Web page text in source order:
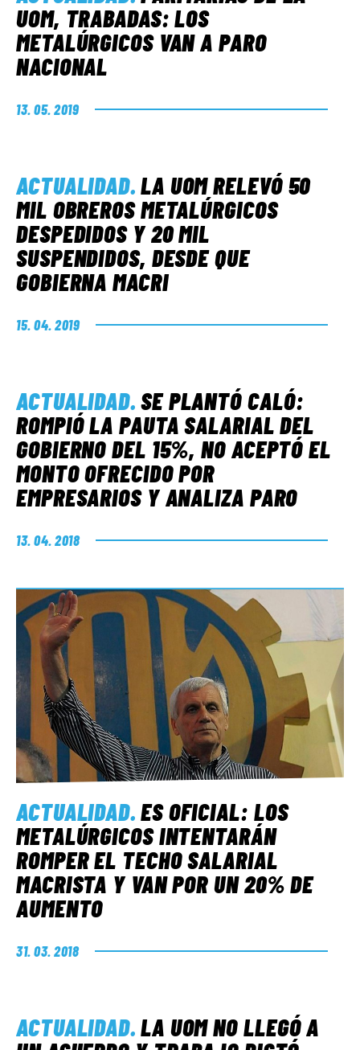
UOM, TRABADAS: LOS
METALÚRGICOS VAN A PARO
NACIONAL
13. 05. 2019
ACTUALIDAD.LA UOM RELEVÓ 50
MIL OBREROS METALÚRGICOS
DESPEDIDOS Y 20 MIL
SUSPENDIDOS, DESDE QUE
GOBIERNA MACRI
15. 04. 2019
ACTUALIDAD.SE PLANTÓ CALÓ:
ROMPIÓ LA PAUTA SALARIAL DEL
GOBIERNO DEL 15%, NO ACEPTÓ EL
MONTO OFRECIDO POR
EMPRESARIOS Y ANALIZA PARO
13. 04. 2018
ACTUALIDAD.ES OFICIAL: LOS
METALÚRGICOS INTENTARÁN
ROMPER EL TECHO SALARIAL
MACRISTA Y VAN POR UN 20% DE
AUMENTO
31. 03. 2018
ACTUALIDAD.LA UOM NO LLEGÓ A